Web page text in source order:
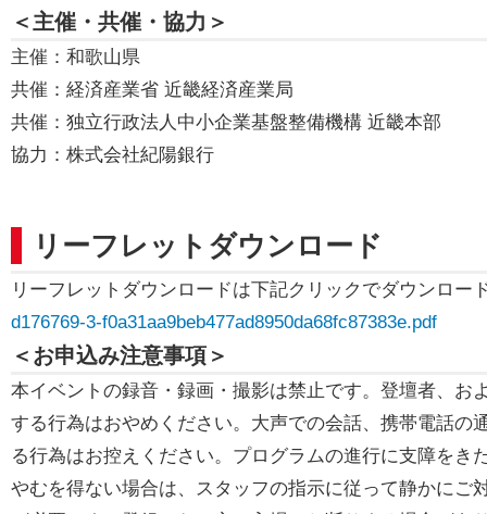
＜主催・共催・協力＞
主催：和歌山県
共催：経済産業省 近畿経済産業局
共催：独立行政法人中小企業基盤整備機構 近畿本部
協力：株式会社紀陽銀行
リーフレットダウンロード
リーフレットダウンロードは下記クリックでダウンロー
d176769-3-f0a31aa9beb477ad8950da68fc87383e.pdf
＜お申込み注意事項＞
本イベントの録音・録画・撮影は禁止です。登壇者、お
する行為はおやめください。大声での会話、携帯電話の
る行為はお控えください。プログラムの進行に支障を
やむを得ない場合は、スタッフの指示に従って静かにご